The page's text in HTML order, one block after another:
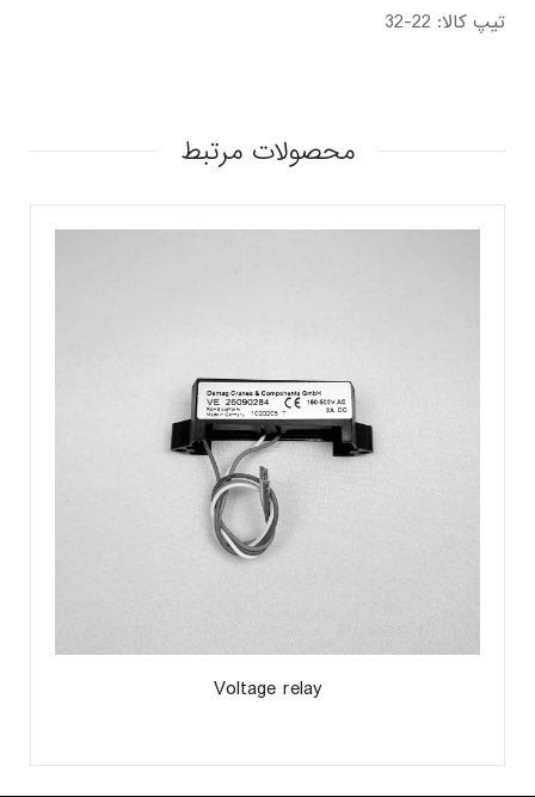
تیپ کالا: 22-32
محصولات مرتبط
Voltage relay